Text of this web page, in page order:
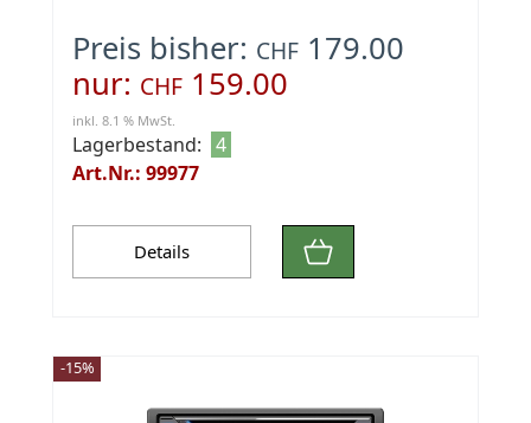
Preis bisher: CHF 179.00
nur: CHF 159.00
inkl. 8.1 % MwSt.
Lagerbestand: 4
Art.Nr.: 99977
Details
-15%